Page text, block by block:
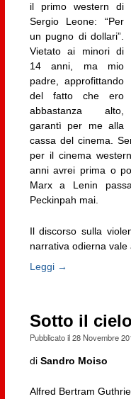
il primo western di
Sergio Leone: “Per
un pugno di dollari”.
Vietato ai minori di
14 anni, ma mio
padre, approfittando
del fatto che ero
abbastanza alto,
garantì per me alla
cassa del cinema.
per il cinema
anni avrei prima o
Marx a Lenin
Peckinpah mai.
Il discorso sulla
narrativa odierna
Leggi →
Sotto il
Pubblicato il28 Novembre
di Sandro Moiso
Alfred Bertram